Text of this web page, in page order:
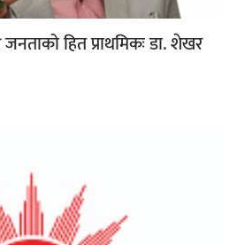
जनताको हित प्राथमिकः डा. शेखर